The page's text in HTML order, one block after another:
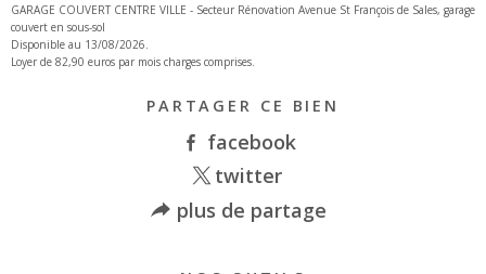
GARAGE COUVERT CENTRE VILLE - Secteur Rénovation Avenue St François de Sales, garage
couvert en sous-sol
Disponible au 13/08/2026.
PARTAGER CE BIEN
facebook
twitter
plus de partage